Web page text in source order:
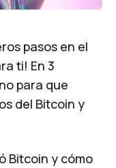
pasos en el
ti! En 3
para que
del Bitcoin y
Bitcoin y cómo